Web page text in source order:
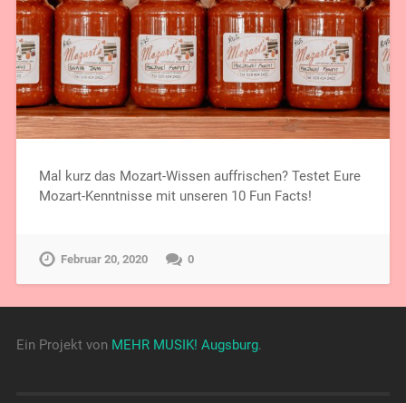
Mal kurz das Mozart-Wissen auffrischen? Testet Eure
Mozart-Kenntnisse mit unseren 10 Fun Facts!
Februar 20, 2020 0
Ein Projekt von MEHR MUSIK! Augsburg.